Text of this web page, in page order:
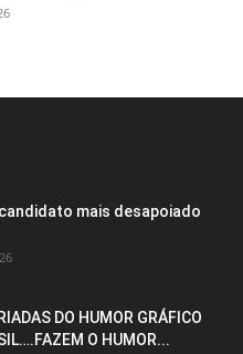
mais desapoiado
DO HUMOR GRÁFICO
O HUMOR...